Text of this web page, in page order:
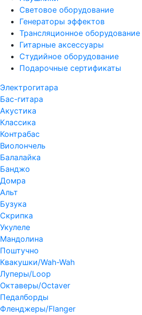
Световое оборудование
Генераторы эффектов
Трансляционное оборудование
Гитарные аксессуары
Студийное оборудование
Подарочные сертификаты
Электрогитара
Бас-гитара
Акустика
Классика
Контрабас
Виолончель
Балалайка
Банджо
Домра
Альт
Бузука
Скрипка
Укулеле
Мандолина
Поштучно
Квакушки/Wah-Wah
Луперы/Loop
Октаверы/Octaver
Педалборды
Фленджеры/Flanger